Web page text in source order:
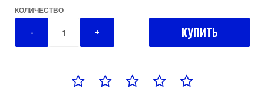
КОЛИЧЕСТВО
- + КУПИТЬ